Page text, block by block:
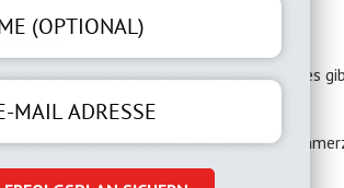
Giftköder. Diese funktionieren, aber es
verursachen. Das Tier stirbt